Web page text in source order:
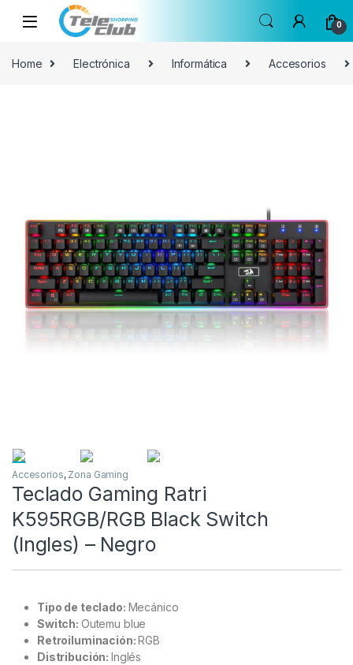
Skip to navigation
Skip to content
0
Home Electrónica Informática Accesorios
Accesorios, Zona Gaming
Teclado Gaming Ratri
K595RGB/RGB Black Switch
(Ingles) – Negro
Tipo de teclado: Mecánico
Switch: Outemu blue
Retroiluminación:RGB
Distribución:Inglés